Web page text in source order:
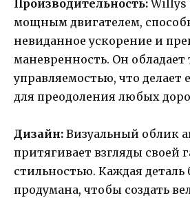
Производительность:Willys
мощным двигателем,
невиданное ускорение и
маневренность. Он
управляемостью, что делает
для преодоления любых
Дизайн: Визуальный облик
притягивает взгляды своей
стильностью. Каждая
продумана, чтобы создать